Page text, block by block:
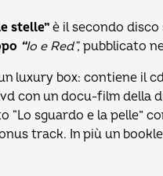
stelle” è il secondo disco
“Io e Red”, pubblicato
luxury box: contiene il
con un docu-film della
“Lo sguardo e la pelle”
track. In più un